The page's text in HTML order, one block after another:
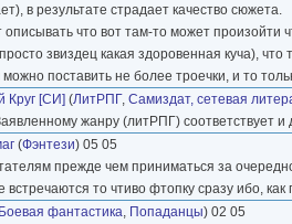
в результате страдает качество сюжета.
описывать что вот там-то может
звиздец какая здоровенная куча), что
поставить не более троечки, и то
Круг [СИ] (ЛитРПГ, Самиздат, сетевая
жанру (литРПГ) соответствует
(Фэнтези) 05 05
прежде чем приниматься за
встречаются то чтиво фтопку сразу ибо,
Боевая фантастика, Попаданцы) 02 05